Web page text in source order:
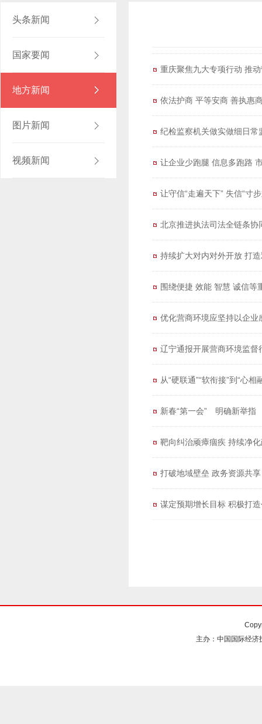
头条新闻
国家要闻
地方新闻
图片新闻
视频新闻
重庆聚焦九大专项行动 推
依法护商 平等安商 善执惠
让企业少跑腿 信息多跑路
让守信“走遍天下” 失信“寸
北京推进执法司法全链条协
持续扩大对内对外开放 打
围绕便捷 效能 智慧 诚信等
优化营商环境应坚持以企业
辽宁通报开展营商环境监督
从“硬联通”“软衔接”到“心
新春“第一会” 明确新举指
靶向纠治顽瘴痼疾 持续净
打破地域壁垒 政务资源共
谋定预期增长目标 积极打
主办：中国国际经